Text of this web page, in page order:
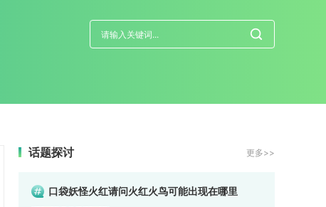
话题探讨 更多>>
口袋妖怪火红请问火红火鸟可能出现在哪里